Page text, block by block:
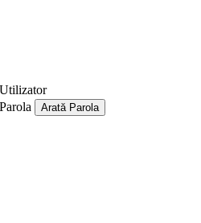
Utilizator
Parola
Arată Parola